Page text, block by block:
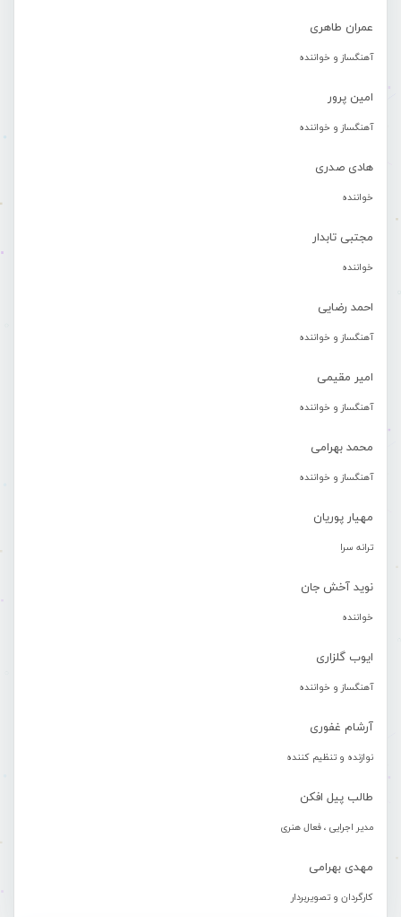
عمران طاهری
آهنگساز و خواننده
امین پرور
آهنگساز و خواننده
هادی صدری
خواننده
مجتبی تابدار
خواننده
احمد رضایی
آهنگساز و خواننده
امیر مقیمی
آهنگساز و خواننده
محمد بهرامی
آهنگساز و خواننده
مهیار پوریان
ترانه سرا
نوید آخش جان
خواننده
ایوب گلزاری
آهنگساز و خواننده
آرشام غفوری
نوازنده و تنظیم کننده
طالب پیل افکن
مدیر اجرایی ، فعال هنری
مهدی بهرامی
کارگردان و تصویربردار